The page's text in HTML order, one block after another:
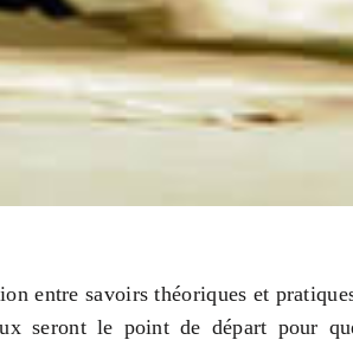
entre savoirs théoriques et
seront le point de départ pour